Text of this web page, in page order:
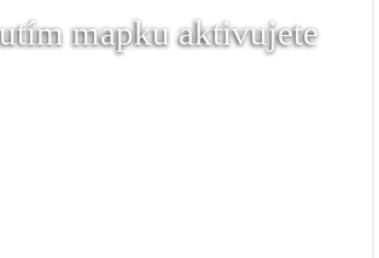
mapku aktivujete